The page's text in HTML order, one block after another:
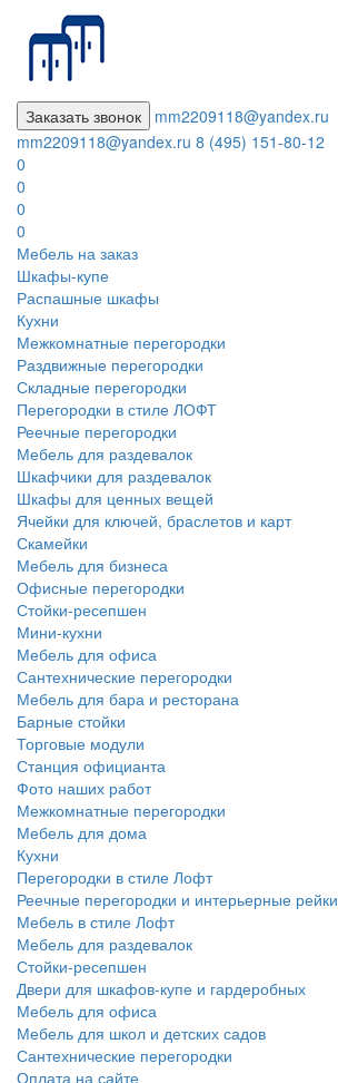
Заказать звонок
mm2209118@yandex.ru
mm2209118@yandex.ru 8 (495) 151-80-12
0
0
0
0
Мебель на заказ
Шкафы-купе
Распашные шкафы
Кухни
Межкомнатные перегородки
Раздвижные перегородки
Складные перегородки
Перегородки в стиле ЛОФТ
Реечные перегородки
Мебель для раздевалок
Шкафчики для раздевалок
Шкафы для ценных вещей
Ячейки для ключей, браслетов и карт
Скамейки
Мебель для бизнеса
Офисные перегородки
Стойки-ресепшен
Мини-кухни
Мебель для офиса
Сантехнические перегородки
Мебель для бара и ресторана
Барные стойки
Торговые модули
Станция официанта
Фото наших работ
Межкомнатные перегородки
Мебель для дома
Кухни
Перегородки в стиле Лофт
Реечные перегородки и интерьерные рейки
Мебель в стиле Лофт
Мебель для раздевалок
Стойки-ресепшен
Двери для шкафов-купе и гардеробных
Мебель для офиса
Мебель для школ и детских садов
Сантехнические перегородки
Оплата на сайте